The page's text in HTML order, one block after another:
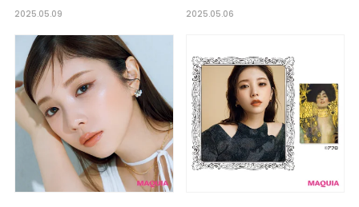
2025.05.09
2025.05.06